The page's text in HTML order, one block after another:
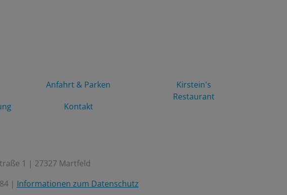
Anfahrt & Parken
Kontakt
Kirstein's
Restaurant
1 | 27327 Martfeld
| Informationen zum Datenschutz